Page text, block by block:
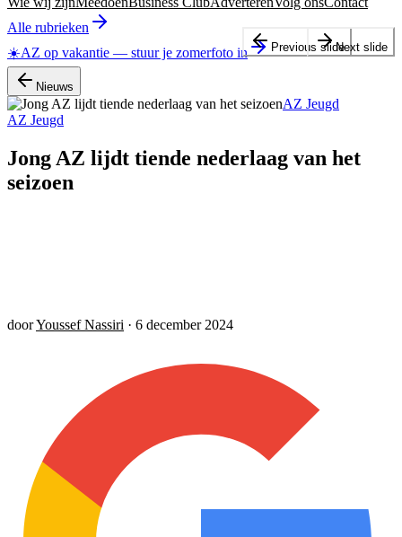
Alle rubrieken
☀️AZ op vakantie — stuur je zomerfoto in
Nieuws
AZ Jeugd
AZ Jeugd
Jong AZ lijdt tiende nederlaag van het
seizoen
doorYoussef Nassiri · 6 december 2024
Previous slideNext slide